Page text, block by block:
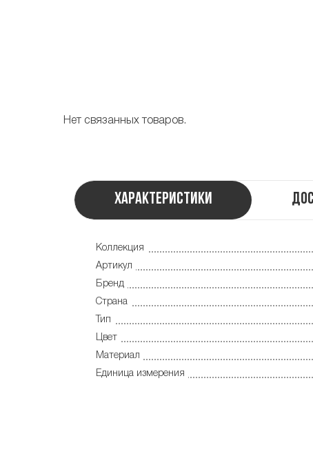
Нет связанных товаров.
Характеристики
Коллекция
Артикул
Бренд
Страна
Тип
Цвет
Материал
Единица измерения